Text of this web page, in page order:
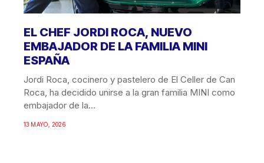
EL CHEF JORDI ROCA, NUEVO
EMBAJADOR DE LA FAMILIA MINI
ESPAÑA
Jordi Roca, cocinero y pastelero de El Celler de Can
Roca, ha decidido unirse a la gran familia MINI como
embajador de la...
13 MAYO, 2026